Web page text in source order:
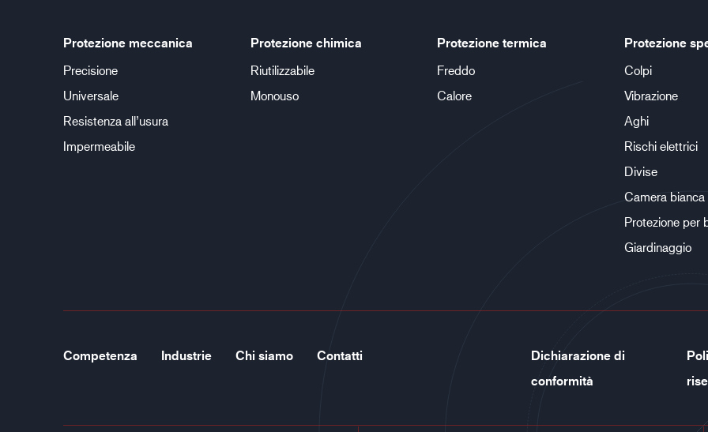
Protezione meccanica
Precisione
Universale
Resistenza all’usura
Impermeabile
Protezione chimica
Riutilizzabile
Monouso
Protezione termica
Freddo
Calore
Protezione
Colpi
Vibrazione
Aghi
Rischi elettrici
Divise
Camera bianca
Protezione per
Giardinaggio
Competenza Industrie Chi siamo Contatti
Dichiarazione di
conformità